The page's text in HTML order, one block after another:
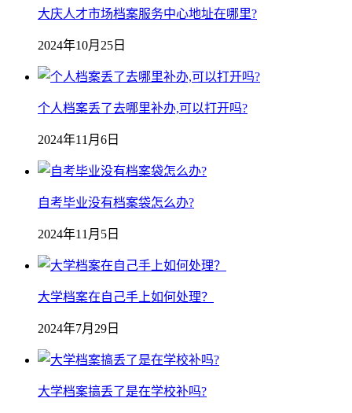
大庆人才市场档案服务中心地址在哪里?
2024年10月25日
个人档案丢了去哪里补办,可以打开吗?
2024年11月6日
自考毕业没有档案袋怎么办?
2024年11月5日
大学档案在自己手上如何处理？
2024年7月29日
大学档案搞丢了是在学校补吗?